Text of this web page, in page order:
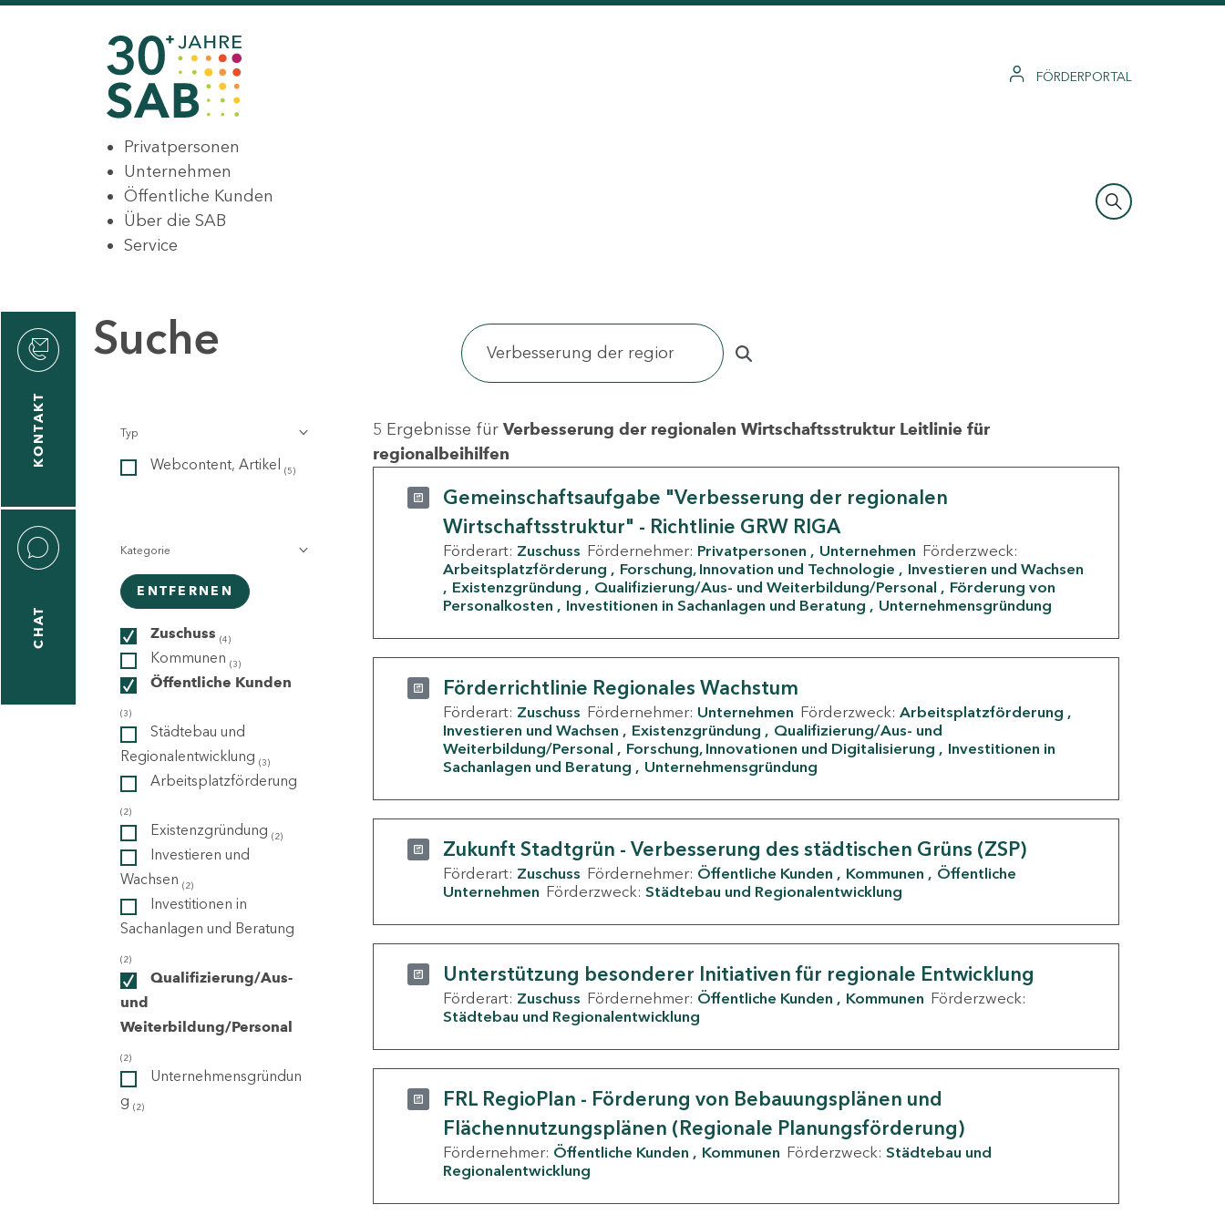
FÖRDERPORTAL
Privatpersonen
Unternehmen
Öffentliche Kunden
Über die SAB
Service
KONTAKT
CHAT
Suche
Typ
Webcontent, Artikel (5)
Kategorie
ENTFERNEN
Zuschuss (4)
Kommunen (3)
Öffentliche Kunden
(3)
Städtebau und
Regionalentwicklung (3)
Arbeitsplatzförderung
(2)
Existenzgründung (2)
Investieren und
Wachsen (2)
Investitionen in
Sachanlagen und Beratung
(2)
Qualifizierung/Aus-
und
Weiterbildung/Personal
(2)
Unternehmensgründun
g (2)
5 Ergebnisse für Verbesserung der regionalen Wirtschaftsstruktur Leitlinie für
regionalbeihilfen
Gemeinschaftsaufgabe "Verbesserung der regionalen
Wirtschaftsstruktur" - Richtlinie GRW RIGA
Förderart: Zuschuss Fördernehmer: Privatpersonen Unternehmen Förderzweck:
Arbeitsplatzförderung
Forschung, Innovation und Technologie
Investieren und Wachsen
Existenzgründung
Qualifizierung/Aus- und Weiterbildung/Personal
Förderung von
Personalkosten
Investitionen in Sachanlagen und Beratung Unternehmensgründung
Förderrichtlinie Regionales Wachstum
Förderart: Zuschuss Fördernehmer: Unternehmen Förderzweck: Arbeitsplatzförderung
Investieren und Wachsen
Existenzgründung
Qualifizierung/Aus- und
Weiterbildung/Personal
Forschung, Innovationen und Digitalisierung
Investitionen in
Sachanlagen und Beratung
Unternehmensgründung
Zukunft Stadtgrün - Verbesserung des städtischen Grüns (ZSP)
Förderart: Zuschuss Fördernehmer: Öffentliche Kunden Kommunen
Öffentliche
Unternehmen Förderzweck: Städtebau und Regionalentwicklung
Unterstützung besonderer Initiativen für regionale Entwicklung
Förderart: Zuschuss Fördernehmer: Öffentliche Kunden Kommunen Förderzweck:
Städtebau und Regionalentwicklung
FRL RegioPlan - Förderung von Bebauungsplänen und
Flächennutzungsplänen (Regionale Planungsförderung)
Fördernehmer: Öffentliche Kunden Kommunen Förderzweck: Städtebau und
Regionalentwicklung